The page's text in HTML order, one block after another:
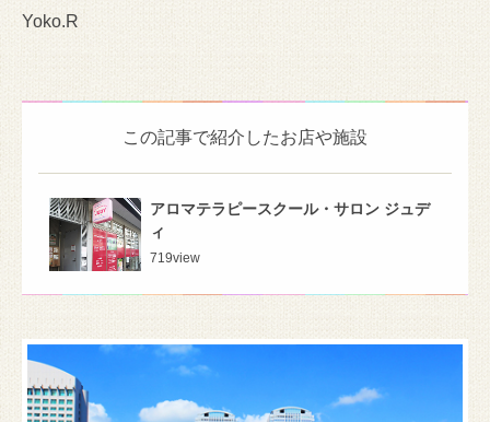
Yoko.R
この記事で紹介したお店や施設
アロマテラピースクール・サロン ジュデ
ィ
719view